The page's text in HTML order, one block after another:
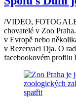
/VIDEO,
chovatelé v Zoo
v Evropě nebo
v Rezervaci Dja. O
facebookovém profilu